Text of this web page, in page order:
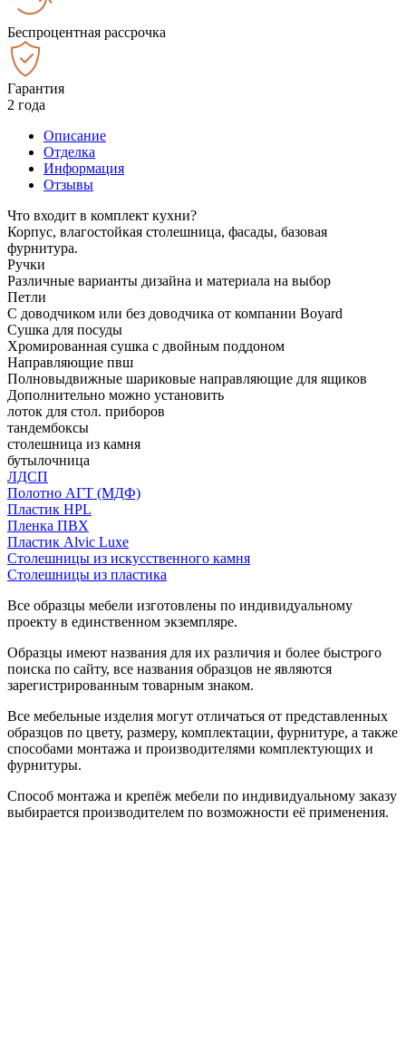
Беспроцентная рассрочка
Гарантия
2 года
Описание
Отделка
Информация
Отзывы
Что входит в комплект кухни?
Корпус, влагостойкая столешница, фасады, базовая
фурнитура.
Ручки
Различные варианты дизайна и материала на выбор
Петли
С доводчиком или без доводчика от компании Boyard
Сушка для посуды
Хромированная сушка с двойным поддоном
Направляющие пвш
Полновыдвижные шариковые направляющие для ящиков
Дополнительно можно установить
лоток для стол. приборов
тандембоксы
столешница из камня
бутылочница
ЛДСП
Полотно АГТ (МДФ)
Пластик HPL
Пленка ПВХ
Пластик Alvic Luxe
Столешницы из искусственного камня
Столешницы из пластика
Все образцы мебели изготовлены по индивидуальному
проекту в единственном экземпляре.
Образцы имеют названия для их различия и более быстрого
поиска по сайту, все названия образцов не являются
зарегистрированным товарным знаком.
Все мебельные изделия могут отличаться от представленных
образцов по цвету, размеру, комплектации, фурнитуре, а также
способами монтажа и производителями комплектующих и
фурнитуры.
Способ монтажа и крепёж мебели по индивидуальному заказу
выбирается производителем по возможности её применения.